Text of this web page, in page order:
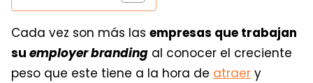
Cada vez son más las empresas que trabajan
su employer branding al conocer el creciente
peso que este tiene a la hora de atraer y